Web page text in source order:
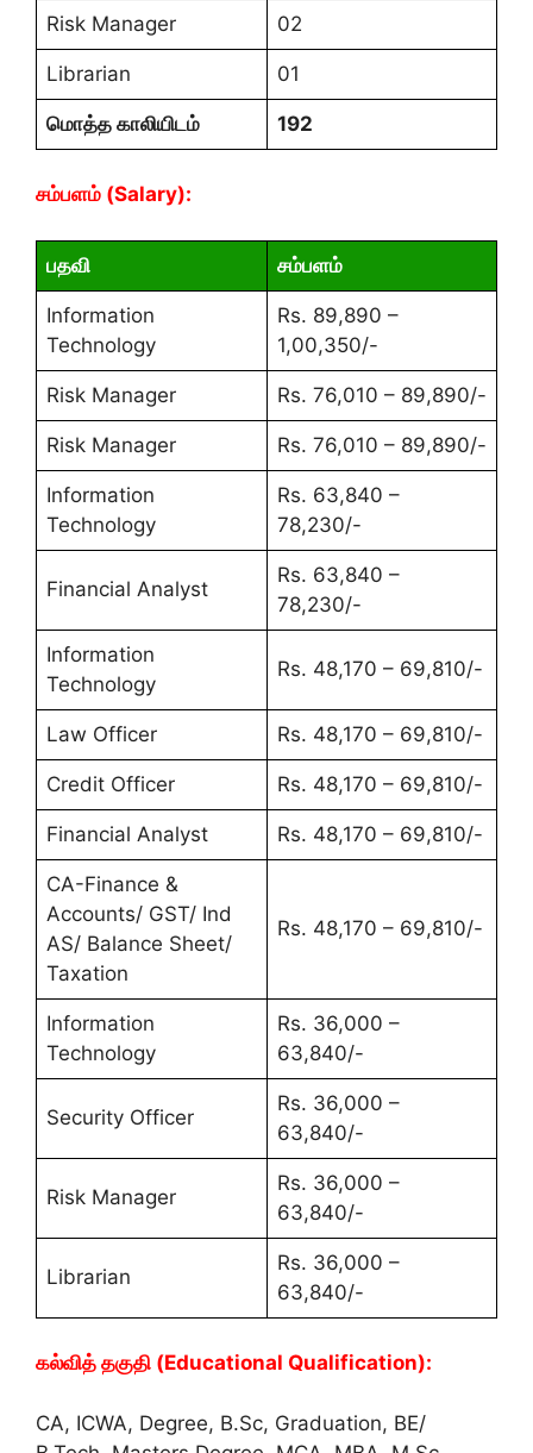
Risk Manager 02
Librarian 01
மொத்த காலியிடம் 192
சம்பளம் (Salary):
பதவி சம்பளம்
Information
Technology
Rs. 89,890 –
1,00,350/-
Risk Manager Rs. 76,010 – 89,890/-
Risk Manager Rs. 76,010 – 89,890/-
Information
Technology
Rs. 63,840 –
78,230/-
Financial Analyst
Rs. 63,840 –
78,230/-
Information
Technology
Rs. 48,170 – 69,810/-
Law Officer Rs. 48,170 – 69,810/-
Credit Officer Rs. 48,170 – 69,810/-
Financial Analyst Rs. 48,170 – 69,810/-
CA-Finance &
Accounts/ GST/ Ind
AS/ Balance Sheet/
Taxation
Rs. 48,170 – 69,810/-
Information
Technology
Rs. 36,000 –
63,840/-
Security Officer
Rs. 36,000 –
63,840/-
Risk Manager
Rs. 36,000 –
63,840/-
Librarian
Rs. 36,000 –
63,840/-
கல்வித் தகுதி (Educational Qualification):
CA, ICWA, Degree, B.Sc, Graduation, BE/